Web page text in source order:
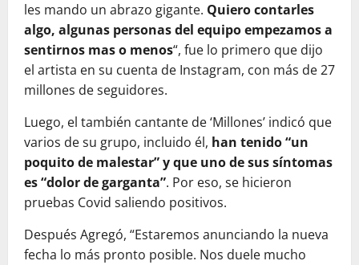
les mando un abrazo gigante. Quiero contarles
algo, algunas personas del equipo empezamos a
sentirnos mas o menos“, fue lo primero que dijo
el artista en su cuenta de Instagram, con más de 27
millones de seguidores.
Luego, el también cantante de ‘Millones’ indicó que
varios de su grupo, incluido él, han tenido “un
poquito de malestar” y que uno de sus síntomas
es “dolor de garganta”. Por eso, se hicieron
pruebas Covid saliendo positivos.
Después Agregó, “Estaremos anunciando la nueva
fecha lo más pronto posible. Nos duele mucho